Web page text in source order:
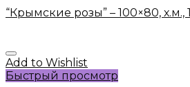
“Крымские розы” – 100×80, х.м.,
Add to Wishlist
Быстрый просмотр